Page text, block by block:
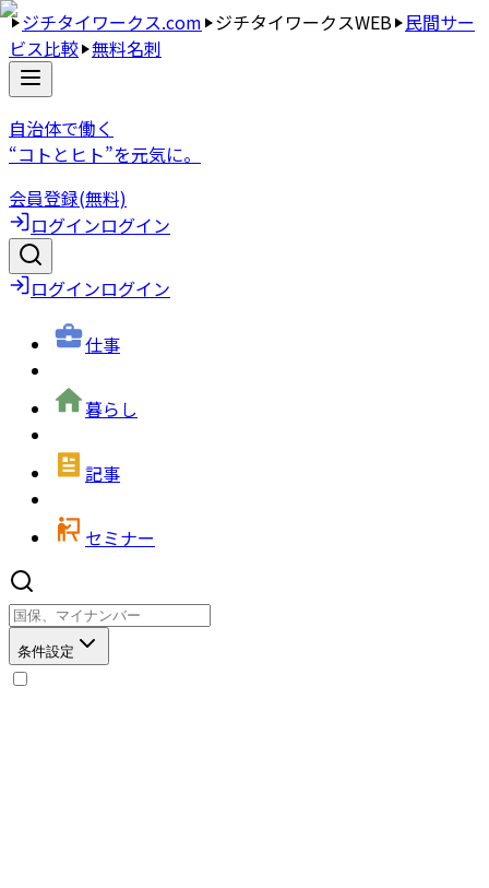
ジチタイワークス.com ジチタイワークスWEB 民間サー
ビス比較 無料名刺
自治体で働く
“コトとヒト”を元気に。
会員登録(無料)
ログインログイン
ログインログイン
仕事
暮らし
記事
セミナー
条件設定